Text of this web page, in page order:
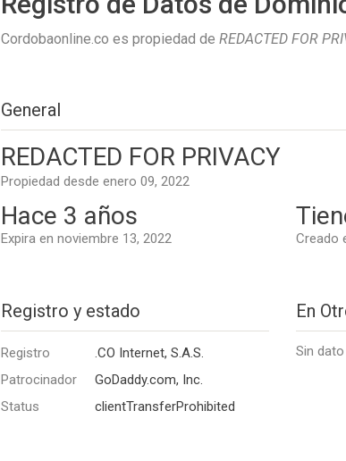
Cordobaonline.co es propiedad de REDACTED FOR
General
REDACTED FOR PRIVACY
Propiedad desde enero 09, 2022
Hace 3 años
Expira en noviembre 13, 2022 Creado
Registro y estado
Registro
.CO Internet, S.A.S.
Patrocinador
GoDaddy.com, Inc.
Status
clientTransferProhibited
En
Sin dato